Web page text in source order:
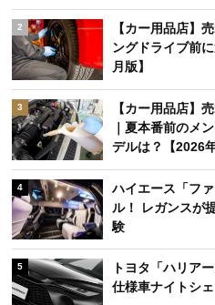
2
【カー用品店】
ングドライブ前
月版】
3
【カー用品店】
｜夏本番前のメ
デルは？【2026
4
ハイエース「フ
ル！ レガンスが
験
5
トヨタ「ハリア
仕様車ナイトシ